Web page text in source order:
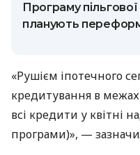
Програму
планують
«Рушієм іпотечного
кредитування в
всі кредити у квітні
програми)», —